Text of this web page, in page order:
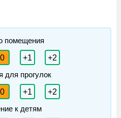
помещения
0 +1
+2
для прогулок
0 +1
+2
к детям